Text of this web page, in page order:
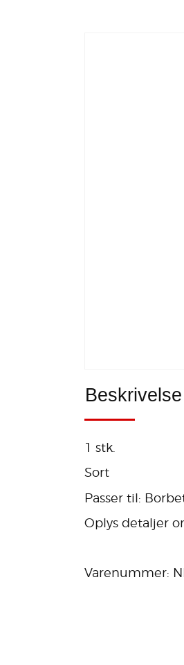
Beskrivelse
1 stk.
Sort
Passer til:
Oplys detaljer
Varenummer: